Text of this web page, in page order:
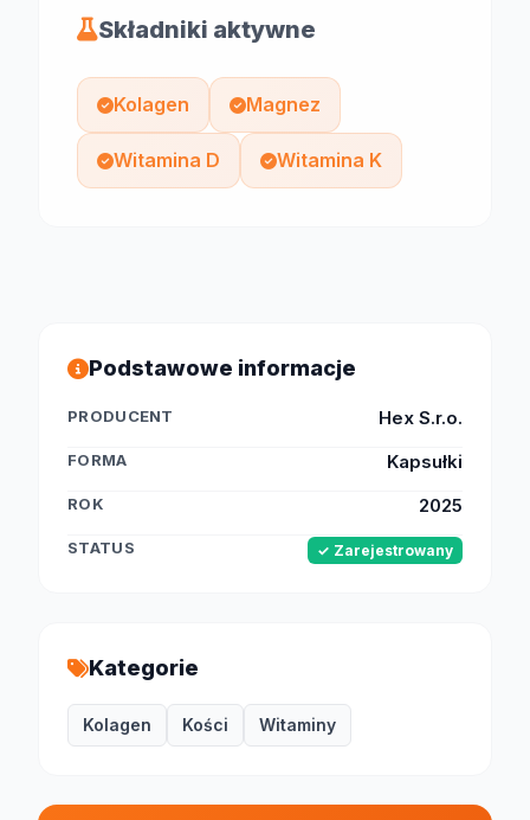
Składniki aktywne
Kolagen Magnez
Witamina D Witamina K
Podstawowe informacje
PRODUCENT Hex S.r.o.
FORMA Kapsułki
ROK 2025
STATUS ✓ Zarejestrowany
Kategorie
Kolagen Kości Witaminy